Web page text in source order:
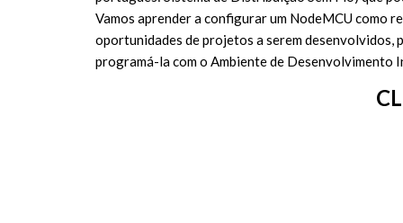
Vamos aprender a configurar um NodeMCU como
oportunidades de projetos a serem desenvolvidos,
programá-la com o Ambiente de Desenvolvimento